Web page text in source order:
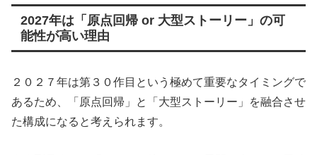
2027年は「原点回帰 or 大型ストーリー」の可
能性が高い理由
２０２７年は第３０作目という極めて重要なタイミングで
あるため、「原点回帰」と「大型ストーリー」を融合させ
た構成になると考えられます。